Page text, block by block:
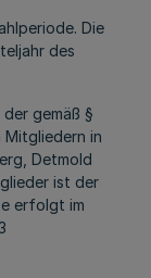
Die
des
gemäß §
Mitgliedern in
Detmold
ist der
erfolgt im